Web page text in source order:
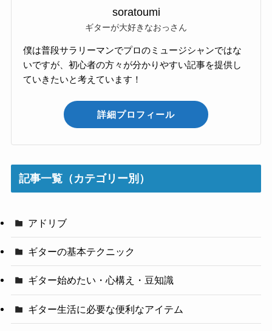
soratoumi
ギターが大好きなおっさん
僕は普段サラリーマンでプロのミュージシャンではな
いですが、初心者の方々が分かりやすい記事を提供し
ていきたいと考えています！
詳細プロフィール
記事一覧（カテゴリー別）
アドリブ
ギターの基本テクニック
ギター始めたい・心構え・豆知識
ギター生活に必要な便利なアイテム